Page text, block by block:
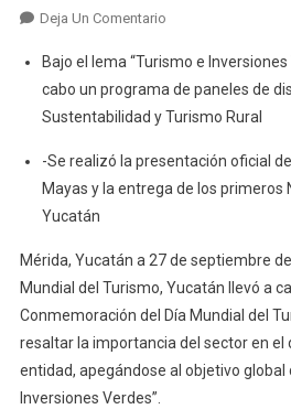
Deja Un ComentarioEn
Conmemora
El
Día
Del
Turismo
Apegado
Al
Objetivo
Global
De
Bajo el lema “Turismo e
cabo un programa de paneles de
Sustentabilidad y Turismo Rural
-Se realizó la presentación oficial
Mayas y la entrega de los primeros
Yucatán
Mérida, Yucatán a 27 de septiembre
Mundial del Turismo, Yucatán llevó a
Conmemoración del Día Mundial del
resaltar la importancia del sector en el
entidad, apegándose al objetivo global
Inversiones Verdes”.